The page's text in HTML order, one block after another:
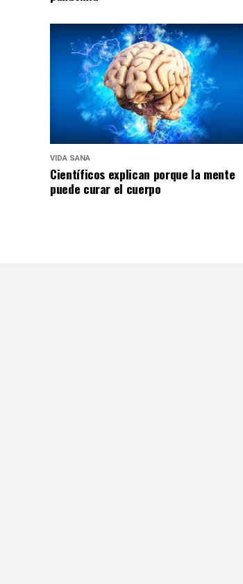
VIDA SANA
Científicos explican porque la mente
puede curar el cuerpo